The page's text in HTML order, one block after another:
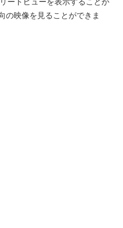
ートビューを表示することが
の映像を見ることができま